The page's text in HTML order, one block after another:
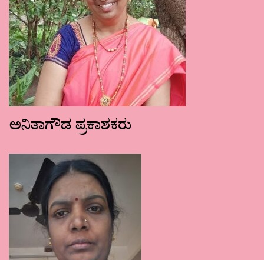
ಅನಿತಾಗೌಡ ಪ್ರಕಾಶಕರು